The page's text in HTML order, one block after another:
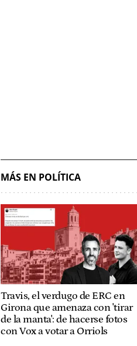
MÁS EN POLÍTICA
Travis, el verdugo de ERC en
Girona que amenaza con 'tirar
de la manta': de hacerse fotos
con Vox a votar a Orriols